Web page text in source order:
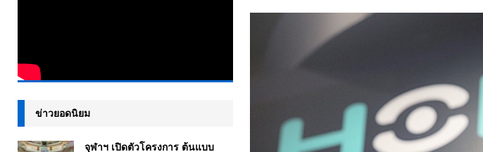
ข่าวยอดนิยม
จุฬาฯ เปิดตัวโครงการ ต้นแบบ